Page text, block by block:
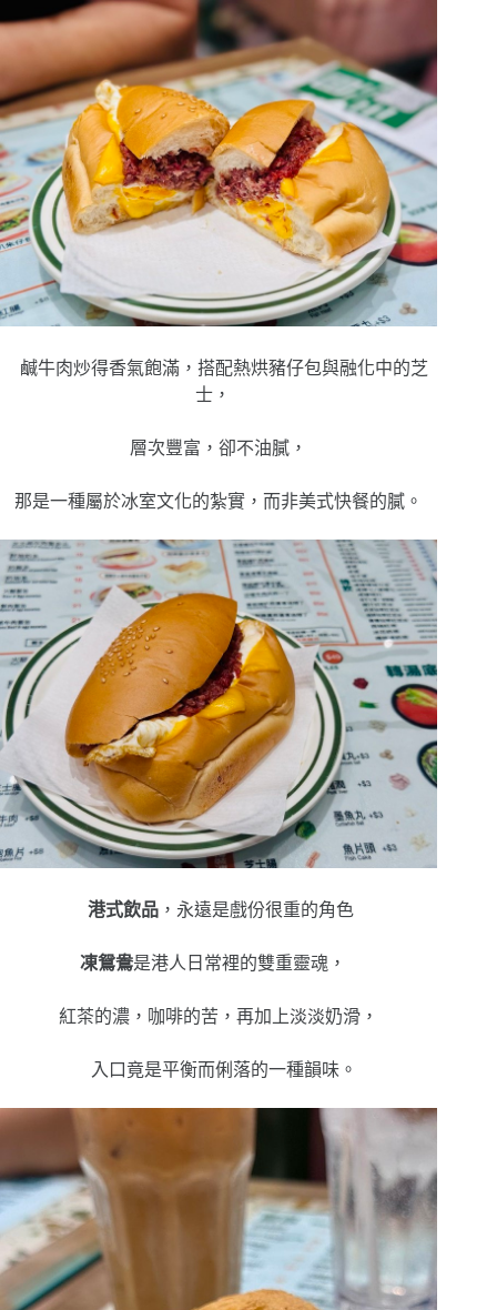
鹹牛肉炒得香氣飽滿，搭配熱烘豬仔包與融化中的芝
士，
層次豐富，卻不油膩，
那是一種屬於冰室文化的紮實，而非美式快餐的膩。
港式飲品 ，永遠是戲份很重的角色
凍鴛鴦是港人日常裡的雙重靈魂，
紅茶的濃，咖啡的苦，再加上淡淡奶滑，
入口竟是平衡而俐落的一種韻味。